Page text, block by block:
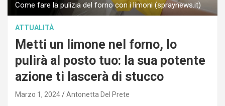
Come fare la pulizia del forno con i limoni (spraynews.it)
ATTUALITÀ
Metti un limone nel forno, lo
pulirà al posto tuo: la sua potente
azione ti lascerà di stucco
Marzo 1, 2024 Antonetta Del Prete